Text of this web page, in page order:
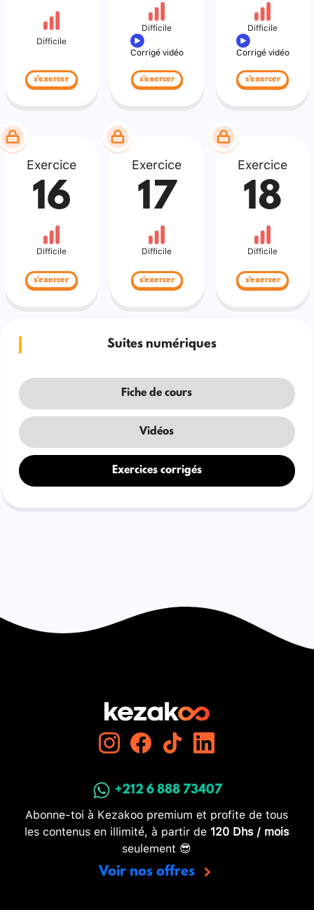
Difficile
s'exercer
Difficile
Corrigé vidéo
s'exercer
Difficile
Corrigé vidéo
s'exercer
Exercice
16
Difficile
s'exercer
Exercice
17
Difficile
s'exercer
Exercice
18
Difficile
s'exercer
Suites numériques
Fiche de cours
Vidéos
Exercices corrigés
+212 6 888 73407
Abonne-toi à Kezakoo premium et profite de tous
les contenus en illimité, à partir de 120 Dhs / mois
seulement 😎
Voir nos offres